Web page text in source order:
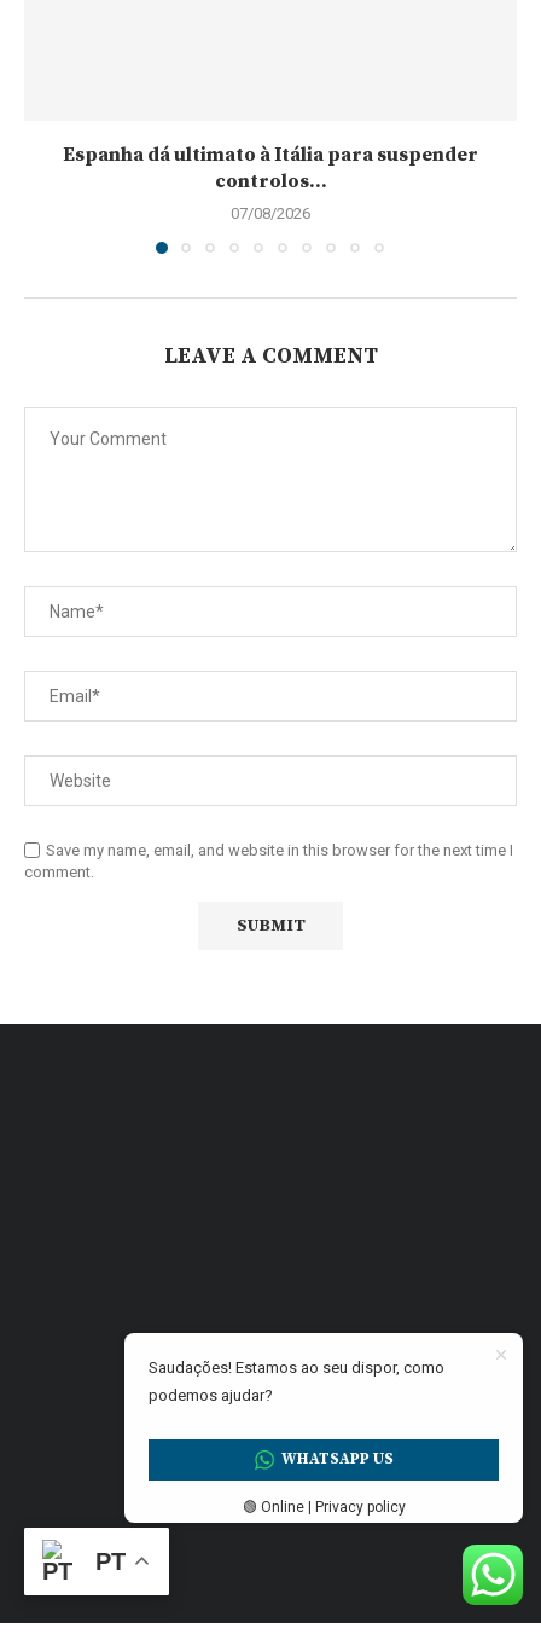
Espanha dá ultimato à Itália para suspender
controlos...
07/08/2026
LEAVE A COMMENT
Save my name, email, and website in this browser for the next time I
comment.
PT
Saudações! Estamos ao seu dispor, como
podemos ajudar?
WHATSAPP US
🟢 Online | Privacy policy